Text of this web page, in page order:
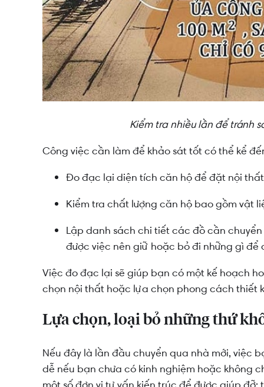
Kiểm tra nhiều lần để tránh
Công việc cần làm để khảo sát tốt có thể kể
Đo đạc lại diện tích căn hộ để đặt nội
Kiểm tra chất lượng căn hộ bao gồm vật
Lập danh sách chi tiết các đồ cần
được việc nên giữ hoặc bỏ đi những gì
Việc đo đạc lại sẽ giúp bạn có một kế hoạch
chọn nội thất hoặc lựa chọn phong cách thiết
Lựa chọn, loại bỏ những thứ
Nếu đây là lần đầu chuyển qua nhà mới, việc
dễ nếu bạn chưa có kinh nghiệm hoặc không